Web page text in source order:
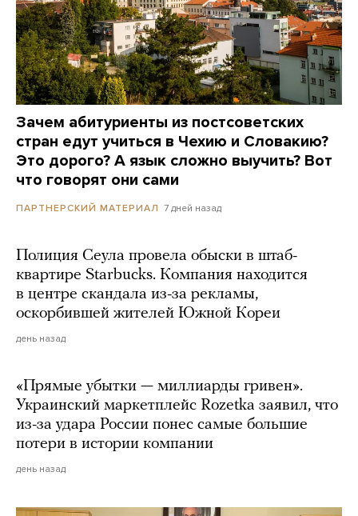
Зачем абитуриенты из постсоветских
стран едут учиться в Чехию и Словакию?
Это дорого? А язык сложно выучить? Вот
что говорят они сами
ПАРТНЕРСКИЙ МАТЕРИАЛ 7 дней назад
Полиция Сеула провела обыски в штаб-
квартире Starbucks. Компания находится
в центре скандала из-за рекламы,
оскорбившей жителей Южной Кореи
день назад
«Прямые убытки — миллиарды гривен».
Украинский маркетплейс Rozetka заявил, что
из-за удара России понес самые большие
потери в истории компании
день назад